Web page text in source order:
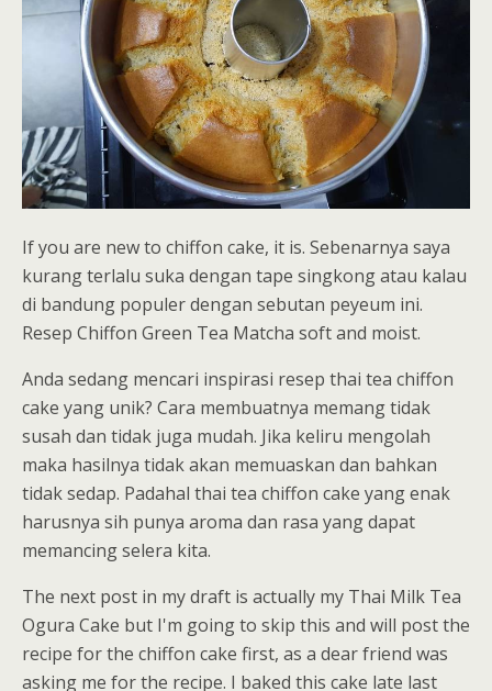
If you are new to chiffon cake, it is. Sebenarnya saya
kurang terlalu suka dengan tape singkong atau kalau
di bandung populer dengan sebutan peyeum ini.
Resep Chiffon Green Tea Matcha soft and moist.
Anda sedang mencari inspirasi resep thai tea chiffon
cake yang unik? Cara membuatnya memang tidak
susah dan tidak juga mudah. Jika keliru mengolah
maka hasilnya tidak akan memuaskan dan bahkan
tidak sedap. Padahal thai tea chiffon cake yang enak
harusnya sih punya aroma dan rasa yang dapat
memancing selera kita.
The next post in my draft is actually my Thai Milk Tea
Ogura Cake but I'm going to skip this and will post the
recipe for the chiffon cake first, as a dear friend was
asking me for the recipe. I baked this cake late last